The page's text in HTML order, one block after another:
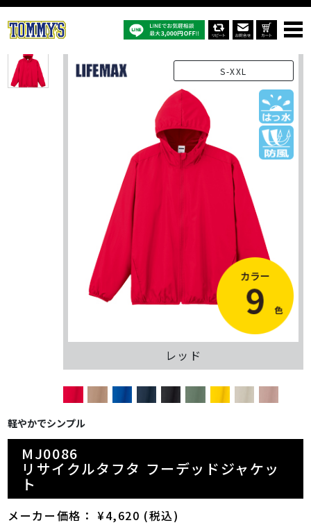
MJ0086：リサイクルタフタ フーデッドジャケット
S-XXL
レッド
軽やかでシンプル
MJ0086
リサイクルタフタ フーデッドジャケッ
ト
メーカー価格： ¥4,620 (税込)